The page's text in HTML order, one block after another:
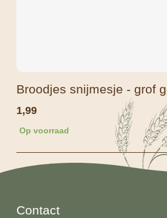
Broodjes snijmesje - grof
1,99
Op voorraad
Contact